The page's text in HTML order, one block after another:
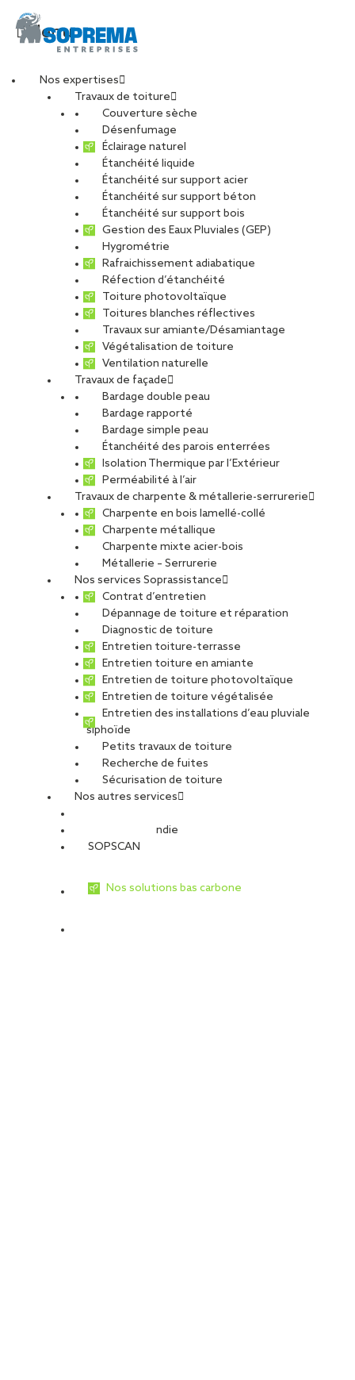
Menu
Nos expertises
Travaux de toiture
Couverture sèche
Désenfumage
Éclairage naturel
Étanchéité liquide
Étanchéité sur support acier
Étanchéité sur support béton
Étanchéité sur support bois
Gestion des Eaux Pluviales (GEP)
Hygrométrie
Rafraichissement adiabatique
Réfection d’étanchéité
Toiture photovoltaïque
Toitures blanches réflectives
Travaux sur amiante/Désamiantage
Végétalisation de toiture
Ventilation naturelle
Travaux de façade
Bardage double peau
Bardage rapporté
Bardage simple peau
Étanchéité des parois enterrées
Isolation Thermique par l’Extérieur
Perméabilité à l’air
Travaux de charpente & métallerie-serrurerie
Charpente en bois lamellé-collé
Charpente métallique
Charpente mixte acier-bois
Métallerie – Serrurerie
Nos services Soprassistance
Contrat d’entretien
Dépannage de toiture et réparation
Diagnostic de toiture
Entretien toiture-terrasse
Entretien toiture en amiante
Entretien de toiture photovoltaïque
Entretien de toiture végétalisée
Entretien des installations d’eau pluviale
siphoïde
Petits travaux de toiture
Recherche de fuites
Sécurisation de toiture
Nos autres services
Sécurité Incendie
SOPSCAN
Nos solutions bas carbone
Siège OUICARE (209)-
min2
PARTAGER
24 février 2025